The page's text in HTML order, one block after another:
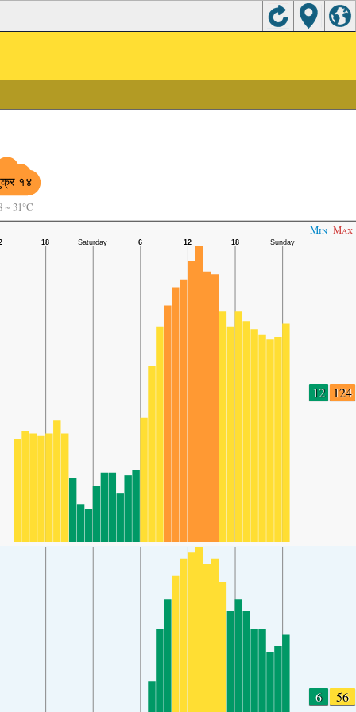
१४
~ 31°C
Min Max
12 124
6 56